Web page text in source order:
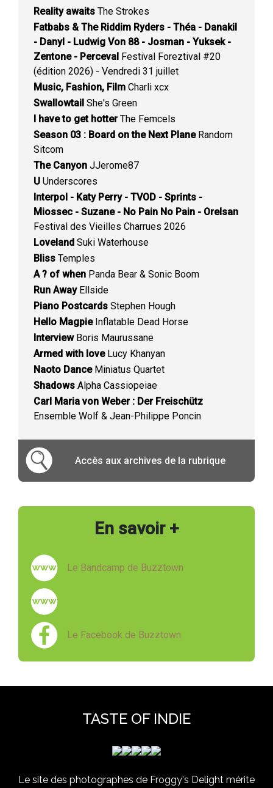
Reality awaits The Strokes
Fatbabs & The Riddim Ryders - Théa - Danakil
- Danyl - Ludwig Von 88 - Josman - Yuksek -
Zentone - Perceval Festival Foreztival #20
(édition 2026) - Vendredi 31 juillet
Music, Fashion, Film Charli xcx
Swallowtail She's Green
I have to get hotterThe Femcels
Season 03 : Board on the Next PlaneRandom
Sitcom
The Canyon JJerome87
U Underscores
Interpol - Katy Perry - TVOD - Sprints -
Miossec - Suzane - No Pain No Pain - Orelsan
Festival des Vieilles Charrues 2026
Loveland Suki Waterhouse
Bliss Temples
A ? of when Panda Bear & Sonic Boom
Run AwayEllside
Piano Postcards Stephen Hough
Hello MagpieInflatable Dead Horse
InterviewBoris Maurussane
Armed with loveLucy Khanyan
Naoto DanceMiniatus Quartet
Shadows Alpha Cassiopeiae
Carl Maria von Weber : Der Freischütz
Ensemble Wolf & Jean-Philippe Poncin
Accès aux archives de la rubrique
En savoir +
Le Bandcamp de Buzztown
Le Facebook de Buzztown
TASTE OF INDIE
Le site des photographes de Froggy's Delight mérite